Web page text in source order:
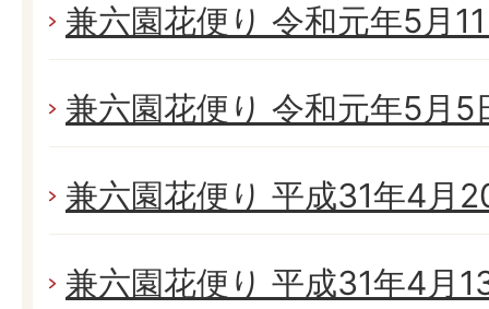
兼六園花便り 令和元年5月
兼六園花便り 令和元年5月5
兼六園花便り 平成31年4月
兼六園花便り 平成31年4月